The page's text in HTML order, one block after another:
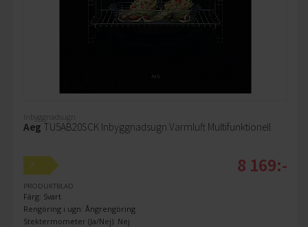
Inbyggnadsugn
Aeg TU5AB20SCK Inbyggnadsugn Varmluft Multifunktionell
A
PRODUKTBLAD
Färg: Svart
Rengöring i ugn: Ångrengöring
Stektermometer (Ja/Nej): Nej
8 169:-